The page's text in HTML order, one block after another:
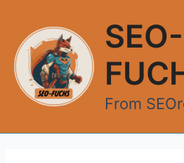
springen
SEO-
From